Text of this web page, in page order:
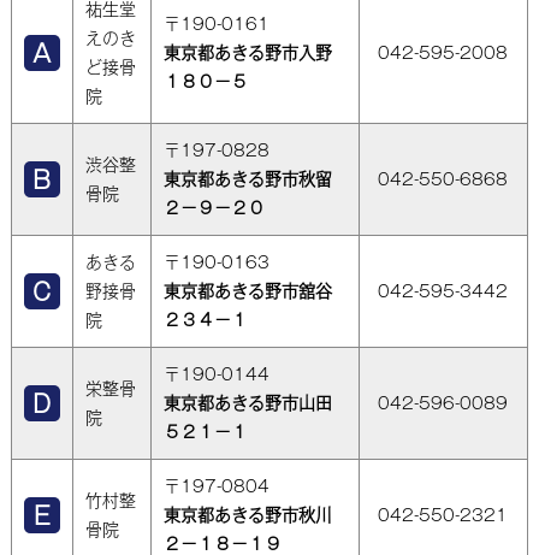
祐生堂
えのき
ど接骨
院
〒190-0161
東京都あきる野市入野
１８０－５
042-595-2008
渋谷整
骨院
〒197-0828
東京都あきる野市秋留
２－９－２０
042-550-6868
あきる
野接骨
院
〒190-0163
東京都あきる野市舘谷
２３４－１
042-595-3442
栄整骨
院
〒190-0144
東京都あきる野市山田
５２１－１
042-596-0089
竹村整
骨院
〒197-0804
東京都あきる野市秋川
２－１８－１９
042-550-2321